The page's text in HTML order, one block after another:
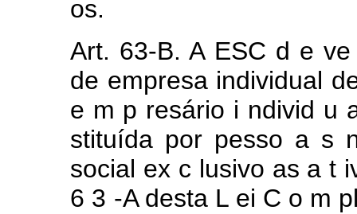
os.
Art. 63-B.A ESC d e
de empresa individual
e m p resário i ndivid u
stituída por pesso a s
social ex c lusivo as at
6 3 -A desta L ei C o m